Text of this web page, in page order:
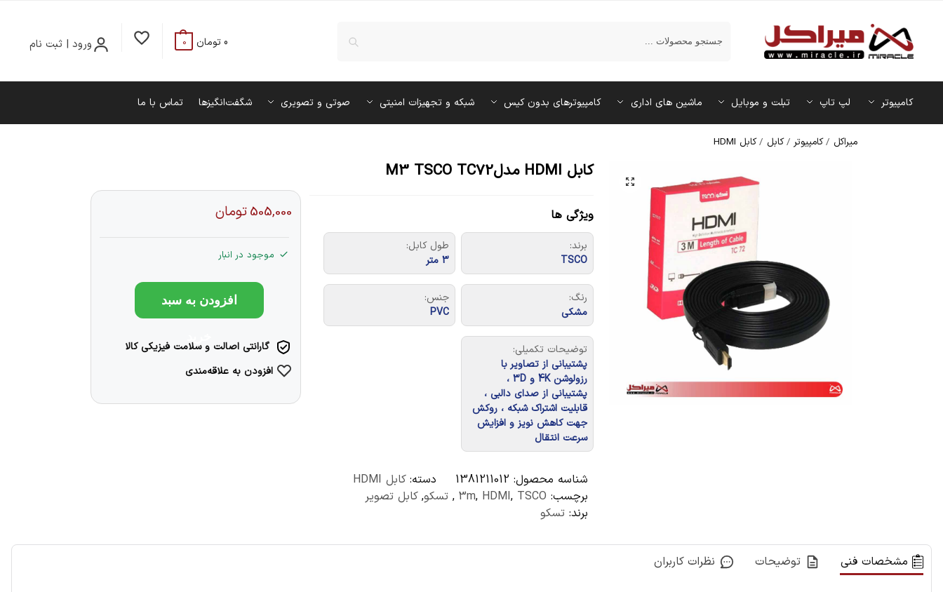
ورود | ثبت نام 0 تومان 0
کامپیوتر لپ تاپ تبلت و موبایل ماشین‌ های اداری کامپیوترهای بدون کیس شبکه و تجهیزات امنیتی صوتی و تصویری شگفت‌انگیزها تماس با ما
میراکل /کامپیوتر /کابل /کابل HDMI
کابل HDMI مدلM3 TSCO TC72
ویژگی ها
برند:
TSCO
طول کابل:
3 متر
رنگ:
مشکی
جنس:
PVC
توضیحات تکمیلی:
پشتیبانی از تصاویر با
رزولوشن 4K و 3D ،
پشتیبانی از صدای دالبی ،
قابلیت اشتراک شبکه ، روکش
جهت کاهش نویز و افزایش
سرعت انتقال
شناسه محصول: 1381211012 دسته:کابل HDMI
برچسب:
3m, HDMI, TSCO
,تسکو,کابل تصویر
برند:تسکو
505,000تومان
موجود در انبار
افزودن به سبد
گارانتی اصالت و سلامت فیزیکی کالا
افزودن به علاقه‌مندی
مشخصات فنی توضیحات نظرات کاربران